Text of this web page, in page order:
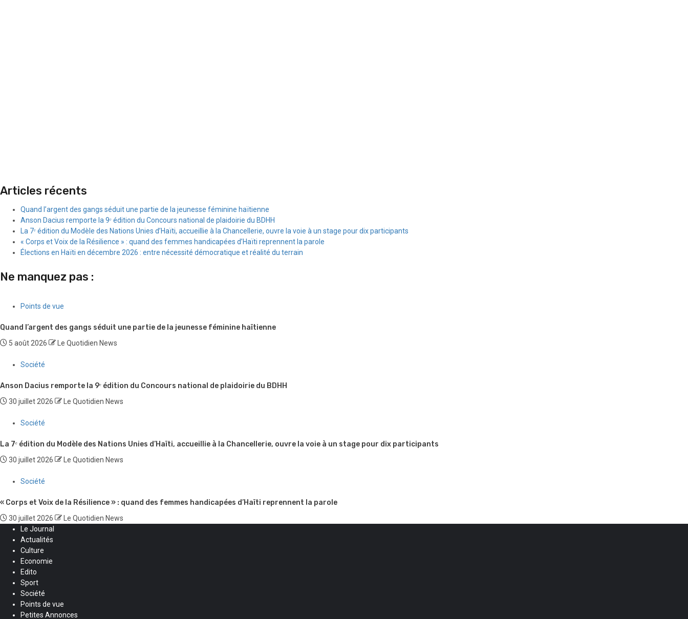
Articles récents
Quand l’argent des gangs séduit une partie de la jeunesse féminine haïtienne
Anson Dacius remporte la 9ᵉ édition du Concours national de plaidoirie du BDHH
La 7ᵉ édition du Modèle des Nations Unies d’Haïti, accueillie à la Chancellerie, ouvre la voie à un stage pour dix participants
« Corps et Voix de la Résilience » : quand des femmes handicapées d’Haïti reprennent la parole
Élections en Haïti en décembre 2026 : entre nécessité démocratique et réalité du terrain
Ne manquez pas :
Points de vue
Quand l’argent des gangs séduit une partie de la jeunesse féminine haïtienne
5 août 2026 Le Quotidien News
Société
Anson Dacius remporte la 9ᵉ édition du Concours national de plaidoirie du BDHH
30 juillet 2026 Le Quotidien News
Société
La 7ᵉ édition du Modèle des Nations Unies d’Haïti, accueillie à la Chancellerie, ouvre la voie à un stage pour dix participants
30 juillet 2026 Le Quotidien News
Société
« Corps et Voix de la Résilience » : quand des femmes handicapées d’Haïti reprennent la parole
30 juillet 2026
Le Quotidien News
Le Journal
Actualités
Culture
Economie
Edito
Sport
Société
Points de vue
Petites Annonces